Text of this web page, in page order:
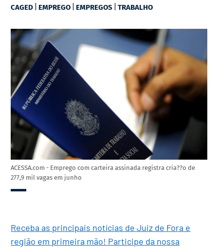
CAGED | EMPREGO | EMPREGOS |TRABALHO
ACESSA.com - Emprego com carteira assinada registra cria??o de
277,9 mil vagas em junho
Receba as principais notícias de Juiz de Fora e
região em primeira mão! Participe da nossa